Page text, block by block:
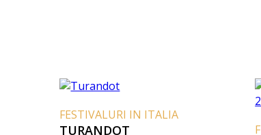
FESTIVALURI IN ITALIA
TURANDOT